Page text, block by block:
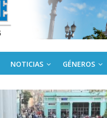
NOTICIAS GÉNEROS